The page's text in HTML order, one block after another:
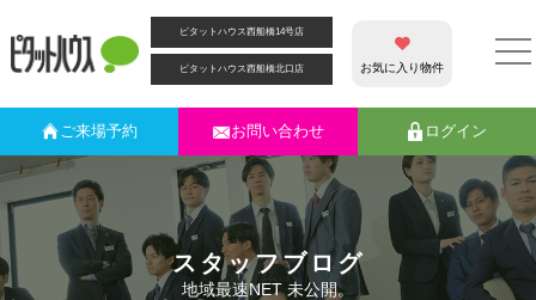
ピタットハウス西船橋14号店
ピタットハウス西船橋北口店 お気に入り物件
ご来場予約 お問い合わせ ログイン
スタッフブログ
地域最速NET 未公開。